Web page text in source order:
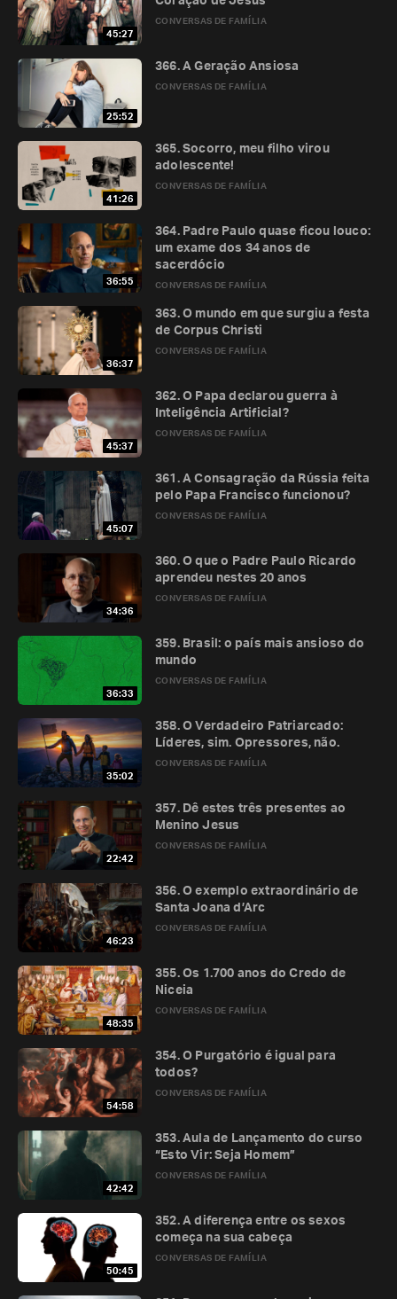
45:27
CONVERSAS DE FAMÍLIA
25:52
CONVERSAS DE FAMÍLIA
366. A Geração Ansiosa
41:26
CONVERSAS DE FAMÍLIA
365. Socorro, meu filho virou
adolescente!
36:55 CONVERSAS DE FAMÍLIA
364. Padre Paulo quase ficou louco:
um exame dos 34 anos de
sacerdócio
36:37
CONVERSAS DE FAMÍLIA
363. O mundo em que surgiu a festa
de Corpus Christi
45:37
CONVERSAS DE FAMÍLIA
362. O Papa declarou guerra à
Inteligência Artificial?
45:07
CONVERSAS DE FAMÍLIA
361. A Consagração da Rússia feita
pelo Papa Francisco funcionou?
34:36
CONVERSAS DE FAMÍLIA
360. O que o Padre Paulo Ricardo
aprendeu nestes 20 anos
36:33
CONVERSAS DE FAMÍLIA
359. Brasil: o país mais ansioso do
mundo
35:02
CONVERSAS DE FAMÍLIA
358. O Verdadeiro Patriarcado:
Líderes, sim. Opressores, não.
22:42
CONVERSAS DE FAMÍLIA
357. Dê estes três presentes ao
Menino Jesus
46:23
CONVERSAS DE FAMÍLIA
356. O exemplo extraordinário de
Santa Joana d’Arc
48:35
CONVERSAS DE FAMÍLIA
355. Os 1.700 anos do Credo de
Niceia
54:58
CONVERSAS DE FAMÍLIA
354. O Purgatório é igual para
todos?
42:42
CONVERSAS DE FAMÍLIA
353. Aula de Lançamento do curso
“Esto Vir: Seja Homem”
50:45
CONVERSAS DE FAMÍLIA
352. A diferença entre os sexos
começa na sua cabeça